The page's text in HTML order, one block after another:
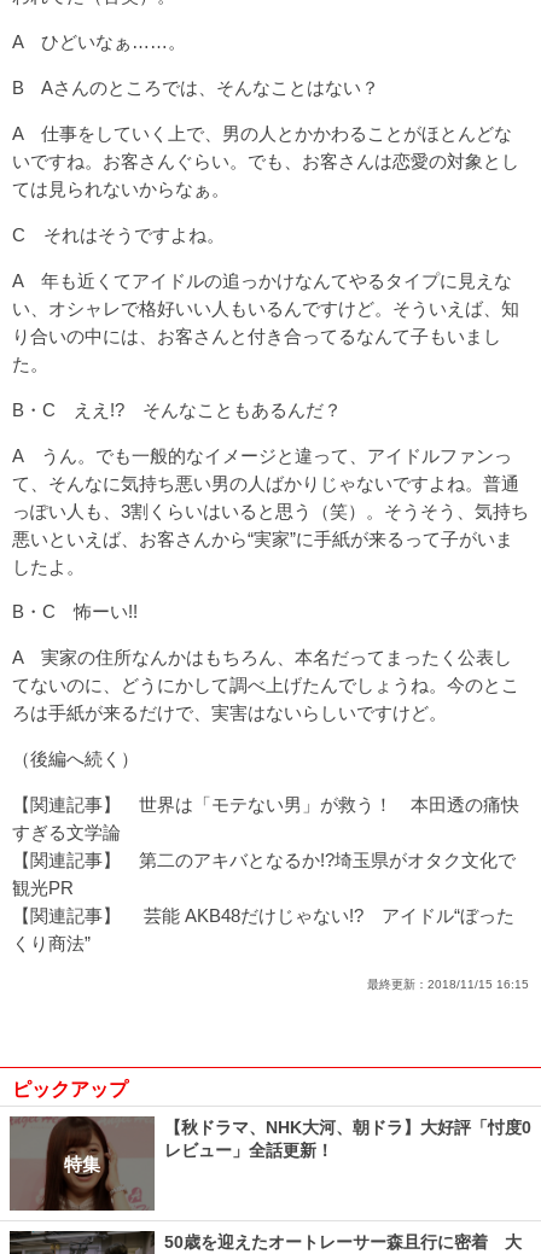
A ひどいなぁ……。
B Aさんのところでは、そんなことはない？
A 仕事をしていく上で、男の人とかかわることがほとんどな
いですね。お客さんぐらい。でも、お客さんは恋愛の対象とし
ては見られないからなぁ。
C それはそうですよね。
A 年も近くてアイドルの追っかけなんてやるタイプに見えな
い、オシャレで格好いい人もいるんですけど。そういえば、知
り合いの中には、お客さんと付き合ってるなんて子もいまし
た。
B・C ええ!? そんなこともあるんだ？
A うん。でも一般的なイメージと違って、アイドルファンっ
て、そんなに気持ち悪い男の人ばかりじゃないですよね。普通
っぽい人も、3割くらいはいると思う（笑）。そうそう、気持ち
悪いといえば、お客さんから“実家”に手紙が来るって子がいま
したよ。
B・C 怖ーい!!
A 実家の住所なんかはもちろん、本名だってまったく公表し
てないのに、どうにかして調べ上げたんでしょうね。今のとこ
ろは手紙が来るだけで、実害はないらしいですけど。
（後編へ続く）
【関連記事】 世界は「モテない男」が救う！ 本田透の痛快
すぎる文学論
【関連記事】 第二のアキバとなるか!?埼玉県がオタク文化で
観光PR
【関連記事】
芸能 AKB48だけじゃない!? アイドル“ぼった
くり商法”
最終更新： 2018/11/15 16:15
ピックアップ
特集
【秋ドラマ、NHK大河、朝ドラ】大好評「忖度0
レビュー」全話更新！
50歳を迎えたオートレーサー森且行に密着 大